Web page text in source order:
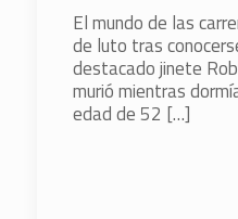
El mundo de las
de luto tras
destacado jinete
murió mientras
edad de 52 […]